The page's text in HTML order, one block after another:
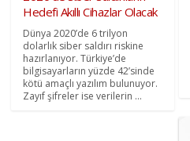
Hedefi Akıllı Cihazlar Olacak
Dünya 2020’de 6 trilyon
dolarlık siber saldırı riskine
hazırlanıyor. Türkiye’de
bilgisayarların yüzde 42’sinde
kötü amaçlı yazılım bulunuyor.
Zayıf şifreler ise verilerin ...